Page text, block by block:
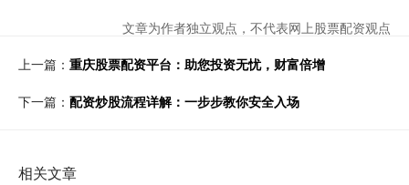
文章为作者独立观点，不代表网上股票配资观点
上一篇： 重庆股票配资平台：助您投资无忧，财富倍增
下一篇： 配资炒股流程详解：一步步教你安全入场
相关文章